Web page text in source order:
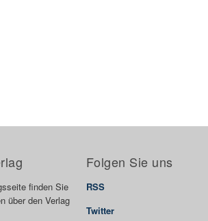
finden Sie
über den Verlag
Folgen Sie uns
RSS
Twitter